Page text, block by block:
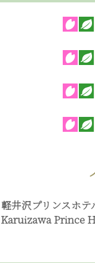
軽井沢プリンスホ
Karuizawa Prince